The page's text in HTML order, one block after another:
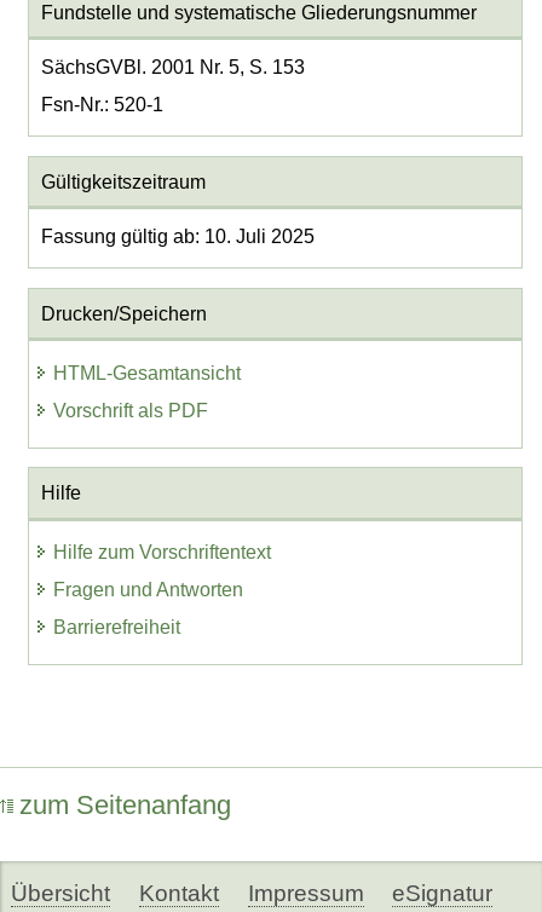
Fundstelle und systematische Gliederungsnummer
SächsGVBl. 2001 Nr. 5, S. 153
Fsn-Nr.: 520-1
Gültigkeitszeitraum
Fassung gültig ab: 10. Juli 2025
Drucken/Speichern
HTML-Gesamtansicht
Vorschrift als PDF
Hilfe
Hilfe zum Vorschriftentext
Fragen und Antworten
Barrierefreiheit
zum Seitenanfang
Übersicht Kontakt Impressum eSignatur